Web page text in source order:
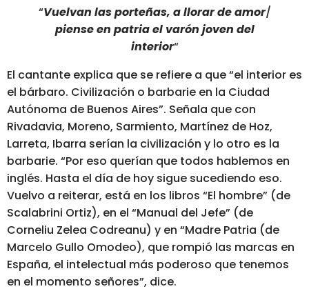
“Vuelvan las porteñas, a llorar de amor/
piense en patria el varón joven del
interior“
El cantante explica que se refiere a que“el interior es
el bárbaro. Civilización o barbarie en la Ciudad
Autónoma de Buenos Aires”. Señala que con
Rivadavia, Moreno, Sarmiento, Martínez de Hoz,
Larreta, Ibarra serían la civilización y lo otro es la
barbarie. “Por eso querían que todos hablemos en
inglés. Hasta el día de hoy sigue sucediendo eso.
Vuelvo a reiterar, está en los libros “El hombre” (de
Scalabrini Ortiz), en el “Manual del Jefe” (de
Corneliu Zelea Codreanu) y en “Madre Patria (de
Marcelo Gullo Omodeo), que rompió las marcas en
España, el intelectual más poderoso que tenemos
en el momento señores”, dice.